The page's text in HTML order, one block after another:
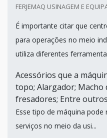
FERJEMAQ USINAGEM E
É importante citar que
para operações no meio
utiliza diferentes
Acessórios que a
topo; Alargador; Macho
fresadores; Entre
Esse tipo de máquina
serviços no meio da usi...